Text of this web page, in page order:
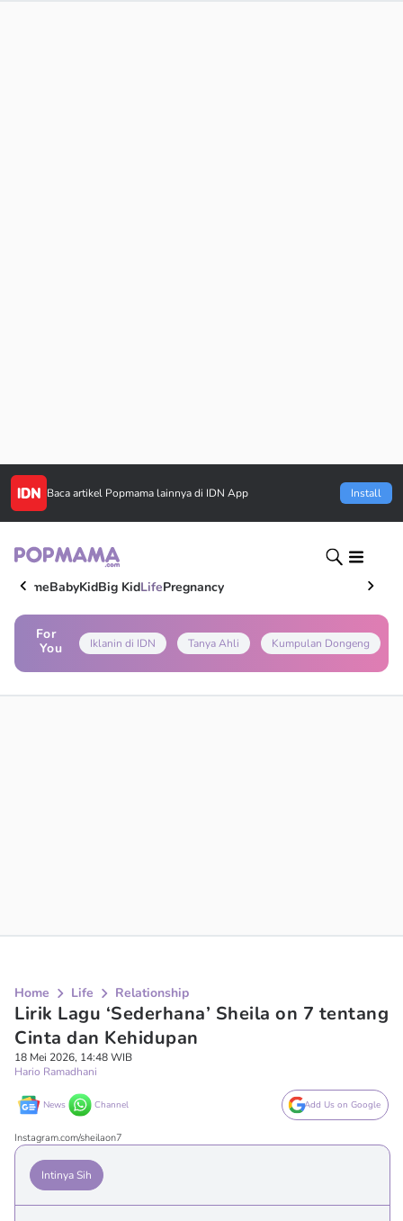
Baca artikel Popmama lainnya di IDN App Install
HomeBabyKidBig KidLifePregnancy
For
You
Iklanin di IDN Tanya Ahli Kumpulan Dongeng
Home Life Relationship
Lirik Lagu ‘Sederhana’ Sheila on 7 tentang
Cinta dan Kehidupan
18 Mei 2026, 14:48 WIB
Hario Ramadhani
News Channel Add Us on Google
Instagram.com/sheilaon7
Intinya Sih